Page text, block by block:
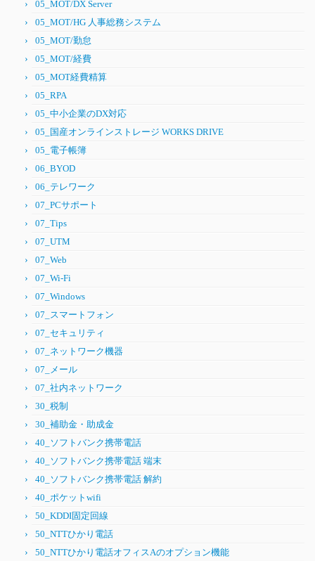
05_MOT/DX Server
05_MOT/HG 人事総務システム
05_MOT/勤怠
05_MOT/経費
05_MOT経費精算
05_RPA
05_中小企業のDX対応
05_国産オンラインストレージ WORKS DRIVE
05_電子帳簿
06_BYOD
06_テレワーク
07_PCサポート
07_Tips
07_UTM
07_Web
07_Wi-Fi
07_Windows
07_スマートフォン
07_セキュリティ
07_ネットワーク機器
07_メール
07_社内ネットワーク
30_税制
30_補助金・助成金
40_ソフトバンク携帯電話
40_ソフトバンク携帯電話 端末
40_ソフトバンク携帯電話 解約
40_ポケットwifi
50_KDDI固定回線
50_NTTひかり電話
50_NTTひかり電話オフィスAのオプション機能